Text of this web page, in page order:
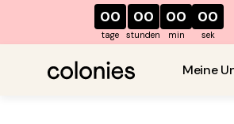
00
tage
00
stunden
00
min
00
sek
Meine